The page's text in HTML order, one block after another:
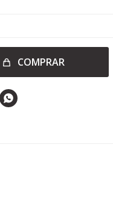
COMPRAR
